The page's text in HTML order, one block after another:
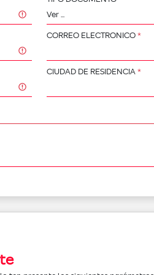
CORREO ELECTRONICO*
CIUDAD DE RESIDENCIA*